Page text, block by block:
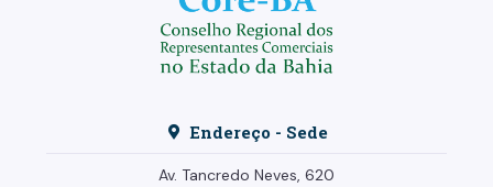
Endereço - Sede
Av. Tancredo Neves, 620